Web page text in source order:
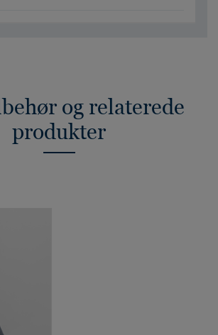
og relaterede
produkter